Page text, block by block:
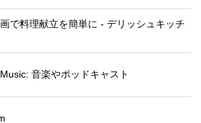
で料理献立を簡単‪に - デリッシュキッチ
音楽やポッドキャスト